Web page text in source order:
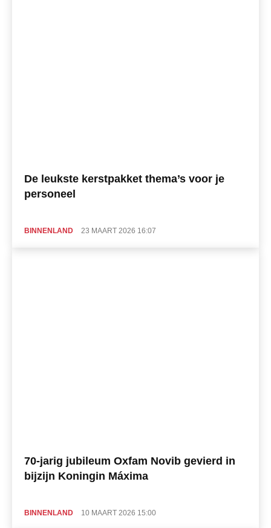
De leukste kerstpakket thema’s voor je
personeel
BINNENLAND 23 MAART 2026 16:07
70-jarig jubileum Oxfam Novib gevierd in
bijzijn Koningin Máxima
BINNENLAND 10 MAART 2026 15:00